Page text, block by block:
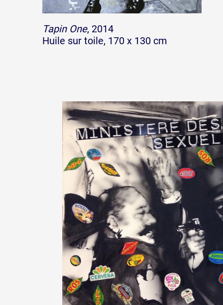
Tapin One, 2014
Huile sur toile, 170 x 130 cm